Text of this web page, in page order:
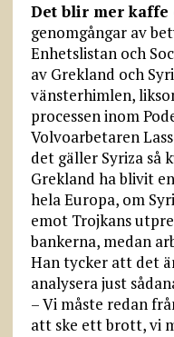
Det blir mer kaffe
genomgångar av
Enhetslistan och
av Grekland och
vänsterhimlen,
processen inom
Volvoarbetaren
det gäller Syriza så
Grekland ha blivit
hela Europa, om
emot Trojkans
bankerna, medan
Han tycker att det
analysera just
– Vi måste redan
att ske ett brott, vi